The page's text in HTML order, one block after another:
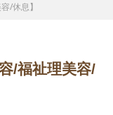
/休息】
/福祉理美容/